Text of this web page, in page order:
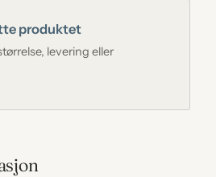
produktet
levering eller